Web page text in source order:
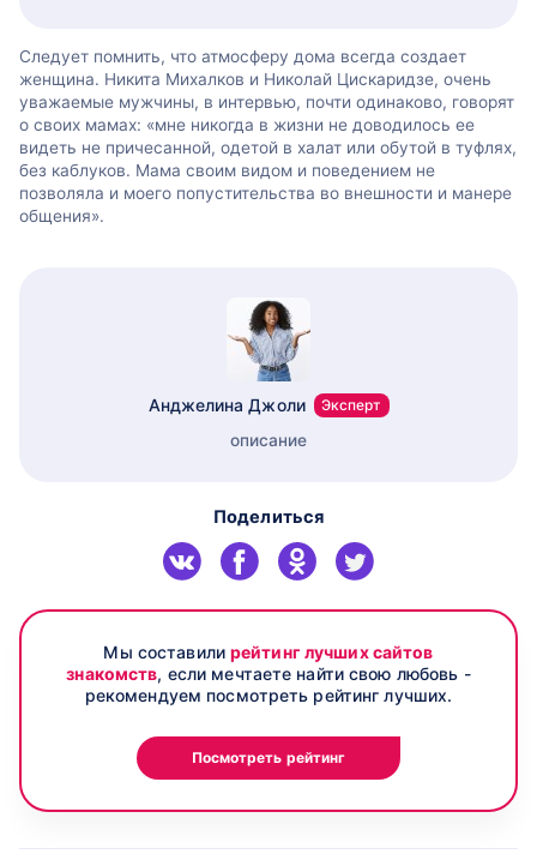
Следует помнить, что атмосферу дома всегда создает
женщина. Никита Михалков и Николай Цискаридзе, очень
уважаемые мужчины, в интервью, почти одинаково, говорят
о своих мамах: «мне никогда в жизни не доводилось ее
видеть не причесанной, одетой в халат или обутой в туфлях,
без каблуков. Мама своим видом и поведением не
позволяла и моего попустительства во внешности и манере
общения».
Анджелина Джоли Эксперт
описание
Поделиться
Мы составилирейтинг лучших сайтов
знакомств, если мечтаете найти свою любовь -
рекомендуем посмотреть рейтинг лучших.
Посмотреть рейтинг